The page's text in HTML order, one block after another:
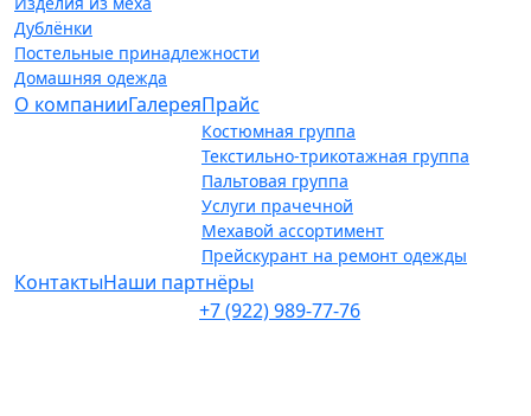
Дублёнки
Постельные принадлежности
Домашняя одежда
О компанииГалереяПрайс
Костюмная группа
Текстильно-трикотажная группа
Пальтовая группа
Услуги прачечной
Мехавой ассортимент
Прейскурант на ремонт одежды
КонтактыНаши партнёры
+7 (922) 989-77-76